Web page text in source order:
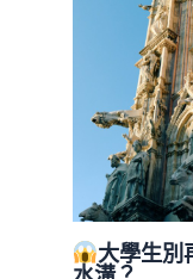
大學生別
水溝？